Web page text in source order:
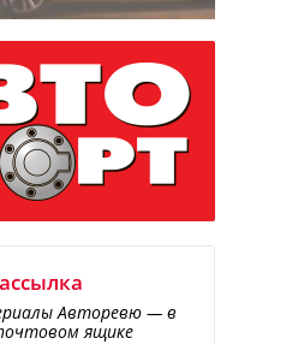
Авторевю — в
ящике